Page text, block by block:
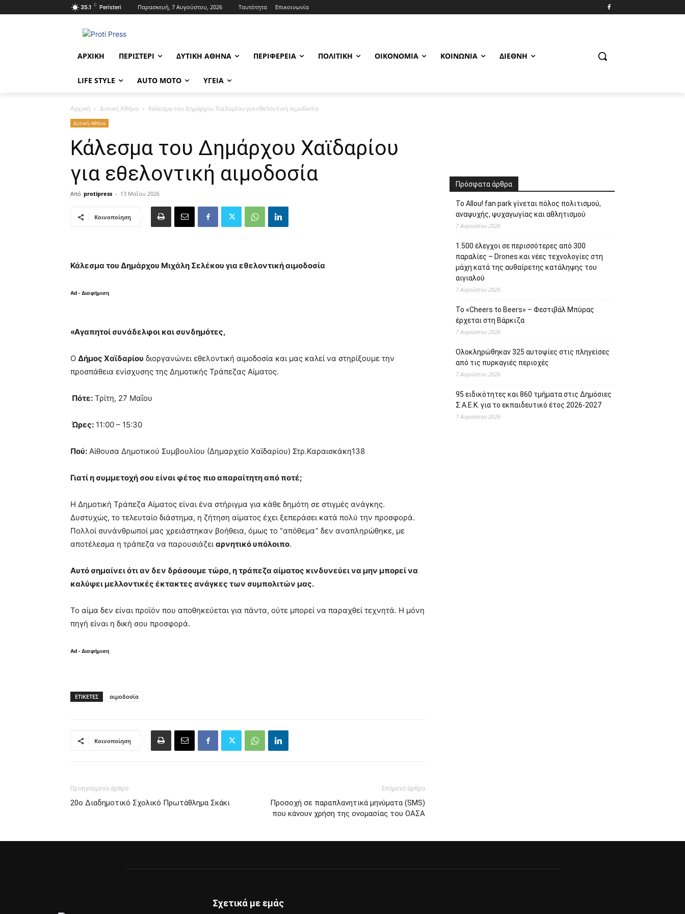
35.1 C Peristeri Παρασκευή, 7 Αυγούστου, 2026 Ταυτότητα Επικοινωνία
ΑΡΧΙΚΉ ΠΕΡΙΣΤΈΡΙ ΔΥΤΙΚΉ ΑΘΉΝΑ ΠΕΡΙΦΈΡΕΙΑ ΠΟΛΙΤΙΚΉ ΟΙΚΟΝΟΜΊΑ ΚΟΙΝΩΝΊΑ ΔΙΕΘΝΉ
LIFE STYLE AUTO MOTO ΥΓΕΊΑ
Αρχική Δυτική Αθήνα Κάλεσμα του Δημάρχου Χαϊδαρίου για εθελοντική αιμοδοσία
Δυτική Αθήνα
Κάλεσμα του Δημάρχου Χαϊδαρίου
για εθελοντική αιμοδοσία
Από protipress - 13 Μαΐου 2026
Κοινοποίηση
Κάλεσμα του Δημάρχου Μιχάλη Σελέκου για εθελοντική αιμοδοσία
Ad - Διαφήμιση
«Αγαπητοί συνάδελφοι και συνδημότες,
Ο Δήμος Χαϊδαρίου διοργανώνει εθελοντική αιμοδοσία και μας καλεί να στηρίξουμε την
προσπάθεια ενίσχυσης της Δημοτικής Τράπεζας Αίματος.
Πότε: Τρίτη, 27 Μαΐου
Ώρες: 11:00 – 15:30
Πού: Αίθουσα Δημοτικού Συμβουλίου (Δημαρχείο Χαϊδαρίου) Στρ.Καραισκάκη138
Γιατί η συμμετοχή σου είναι φέτος πιο απαραίτητη από ποτέ;
Η Δημοτική Τράπεζα Αίματος είναι ένα στήριγμα για κάθε δημότη σε στιγμές ανάγκης.
Δυστυχώς, το τελευταίο διάστημα, η ζήτηση αίματος έχει ξεπεράσει κατά πολύ την προσφορά.
Πολλοί συνάνθρωποί μας χρειάστηκαν βοήθεια, όμως το “απόθεμα” δεν αναπληρώθηκε, με
αποτέλεσμα η τράπεζα να παρουσιάζει αρνητικό υπόλοιπο.
Αυτό σημαίνει ότι αν δεν δράσουμε τώρα, η τράπεζα αίματος κινδυνεύει να μην μπορεί να
καλύψει μελλοντικές έκτακτες ανάγκες των συμπολιτών μας.
Το αίμα δεν είναι προϊόν που αποθηκεύεται για πάντα, ούτε μπορεί να παραχθεί τεχνητά. Η μόνη
πηγή είναι η δική σου προσφορά.
Ad - Διαφήμιση
ΕΤΙΚΈΤΕΣ αιμοδοσία
Κοινοποίηση
Προηγούμενο άρθρο
20ο Διαδημοτικό Σχολικό Πρωτάθλημα Σκάκι
Επόμενο άρθρο
Προσοχή σε παραπλανητικά μηνύματα (SMS)
που κάνουν χρήση της ονομασίας του ΟΑΣΑ
Πρόσφατα άρθρα
Το Allou! fan park γίνεται πόλος πολιτισμού,
αναψυχής, ψυχαγωγίας και αθλητισμού
7 Αυγούστου 2026
1.500 έλεγχοι σε περισσότερες από 300
παραλίες – Drones και νέες τεχνολογίες στη
μάχη κατά της αυθαίρετης κατάληψης του
αιγιαλού
7 Αυγούστου 2026
Το «Cheers to Beers» – Φεστιβάλ Μπύρας
έρχεται στη Βάρκιζα
7 Αυγούστου 2026
Ολοκληρώθηκαν 325 αυτοψίες στις πληγείσες
από τις πυρκαγιές περιοχές
7 Αυγούστου 2026
95 ειδικότητες και 860 τμήματα στις Δημόσιες
Σ.Α.Ε.Κ. για το εκπαιδευτικό έτος 2026-2027
7 Αυγούστου 2026
Σχετικά με εμάς